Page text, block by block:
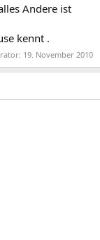
Andere ist
kennt .
19. November 2010